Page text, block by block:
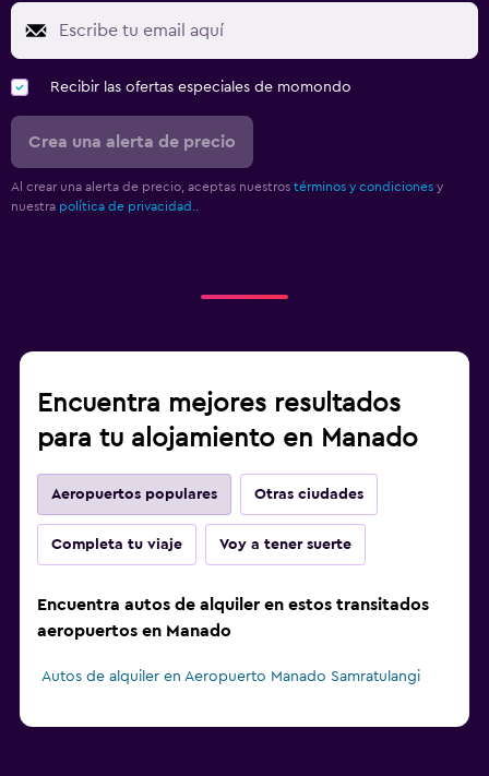
Recibir las ofertas especiales de momondo
Crea una alerta de precio
Al crear una alerta de precio, aceptas nuestros términos y condiciones y
nuestra política de privacidad..
Encuentra mejores resultados
para tu alojamiento en Manado
Aeropuertos populares Otras ciudades
Completa tu viaje Voy a tener suerte
Encuentra autos de alquiler en estos transitados
aeropuertos en Manado
Autos de alquiler en Aeropuerto Manado Samratulangi